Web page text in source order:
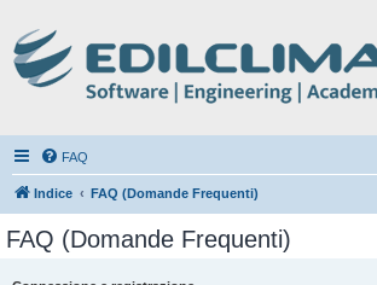
FAQ
Indice FAQ (Domande Frequenti)
FAQ (Domande Frequenti)